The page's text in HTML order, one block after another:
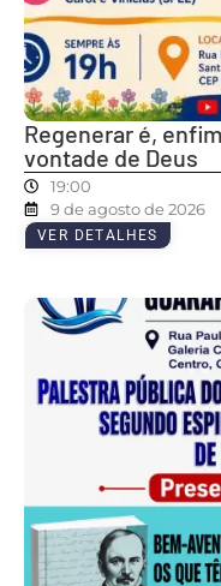
Regenerar é,
vontade de Deus
19:00
9 de agosto de 2026
VER DETALHES